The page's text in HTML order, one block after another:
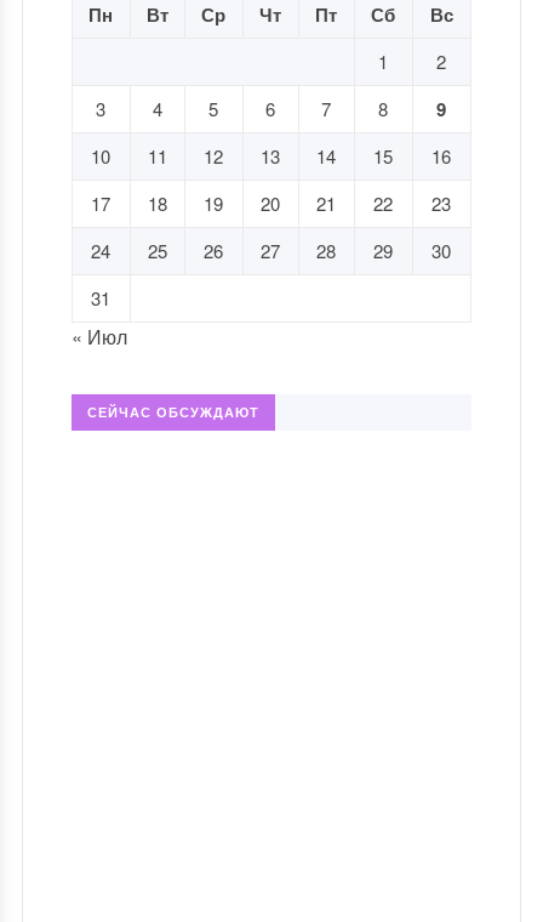
Пн Вт Ср Чт Пт Сб Вс
1
2
3
4 5 6 7 8 9
10 11 12 13 14 15
16
17
18 19 20 21 22
23
24
25 26 27 28 29
30
31
« Июл
СЕЙЧАС ОБСУЖДАЮТ